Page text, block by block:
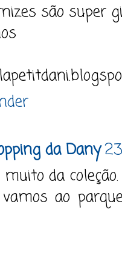
são super
da Dany
da coleção.
ao